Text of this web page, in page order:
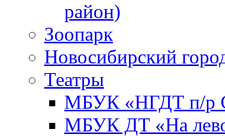
район)
Зоопарк
Новосибирский
Театры
МБУК «НГДТ п/р
МБУК ДТ «На